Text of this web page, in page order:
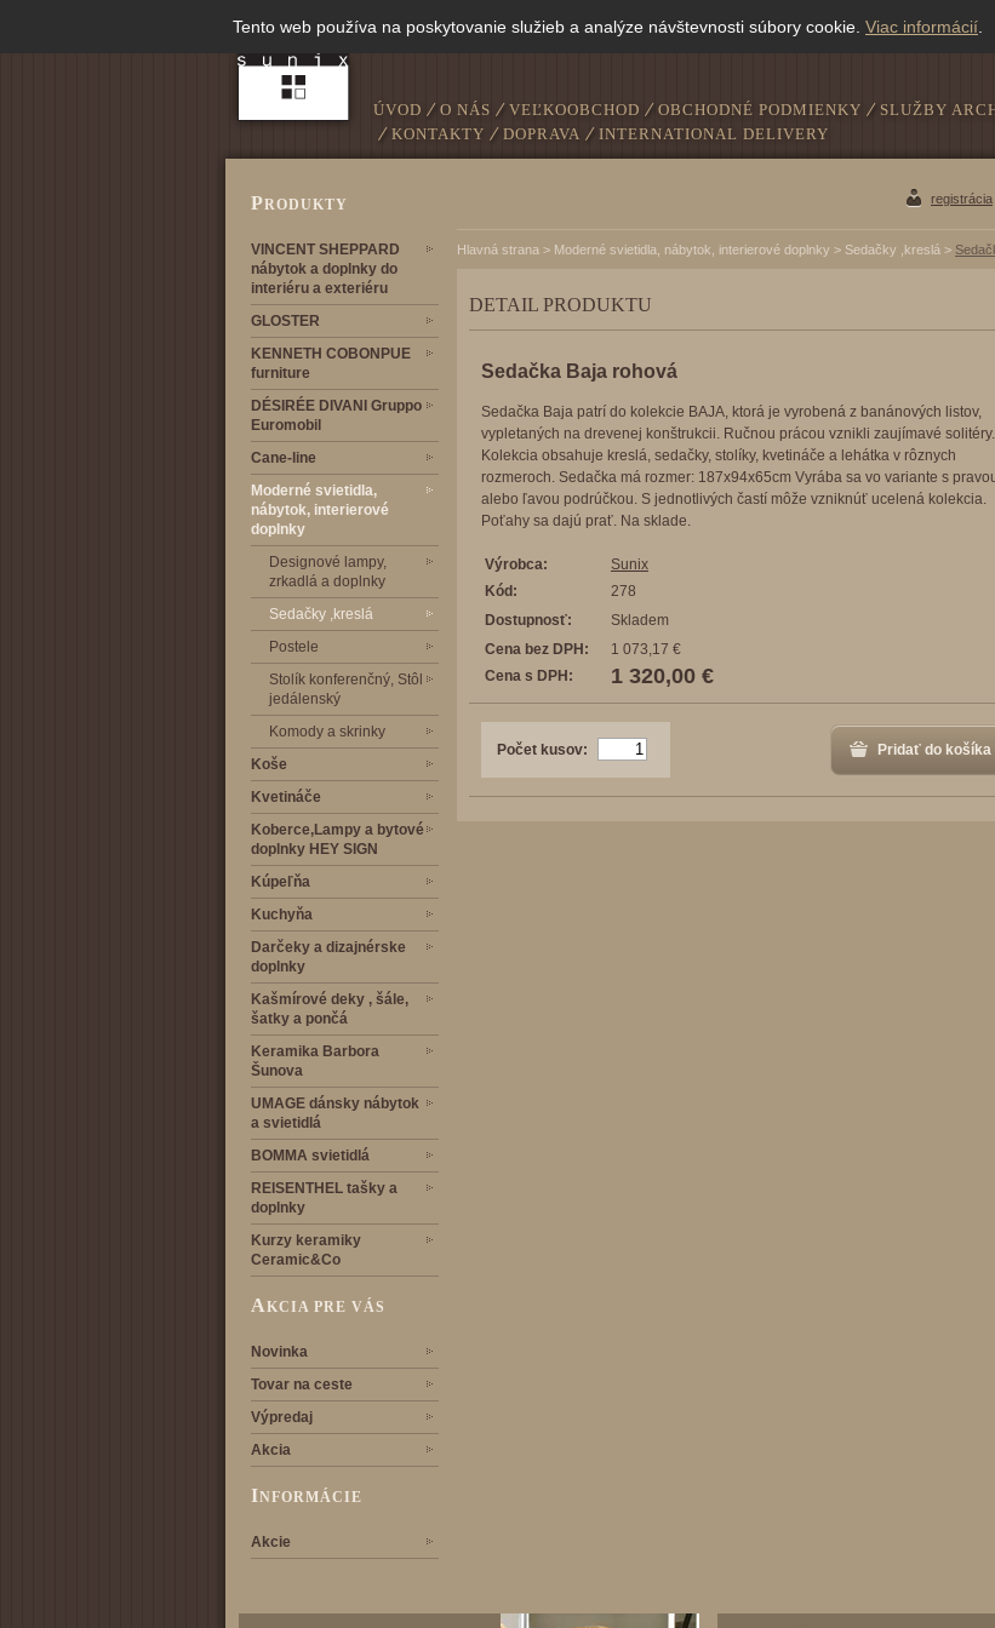
ÚVOD O NÁS VEĽKOOBCHOD OBCHODNÉ PODMIENKY SLUŽBY
KONTAKTY
DOPRAVA INTERNATIONAL DELIVERY
PRODUKTY
VINCENT SHEPPARD
nábytok a doplnky do
interiéru a exteriéru
GLOSTER
KENNETH COBONPUE
furniture
DÉSIRÉE DIVANI Gruppo
Euromobil
Cane-line
Moderné svietidla,
nábytok, interierové
doplnky
Designové lampy,
zrkadlá a doplnky
Sedačky ,kreslá
Postele
Stolík konferenčný, Stôl
jedálenský
Komody a skrinky
Koše
Kvetináče
Koberce,Lampy a bytové
doplnky HEY SIGN
Kúpeľňa
Kuchyňa
Darčeky a dizajnérske
doplnky
Kašmírové deky , šále,
šatky a pončá
Keramika Barbora
Šunova
UMAGE dánsky nábytok
a svietidlá
BOMMA svietidlá
REISENTHEL tašky a
doplnky
Kurzy keramiky
Ceramic&Co
AKCIA PRE VÁS
Novinka
Tovar na ceste
Výpredaj
Akcia
INFORMÁCIE
Akcie
registrácia
Hlavná strana > Moderné svietidla, nábytok, interierové doplnky > Sedačky ,kreslá >
DETAIL PRODUKTU
Sedačka Baja rohová
Sedačka Baja patrí do kolekcie BAJA, ktorá je vyrobená z banánových listov,
vypletaných na drevenej konštrukcii. Ručnou prácou vznikli zaujímavé solitéry.
Kolekcia obsahuje kreslá, sedačky, stolíky, kvetináče a lehátka v rôznych
rozmeroch. Sedačka má rozmer: 187x94x65cm Vyrába sa vo variante s
alebo ľavou podrúčkou. S jednotlivých častí môže vzniknúť ucelená kolekcia.
Poťahy sa dajú prať. Na sklade.
Výrobca:
Sunix
Kód:
278
Dostupnosť:
Skladem
Cena bez DPH:
1 073,17 €
Cena s DPH:
1 320,00 €
Pridať do košíka
Počet kusov:
Tento web používa na poskytovanie služieb a analýze návštevnosti súbory cookie. Viac informácií